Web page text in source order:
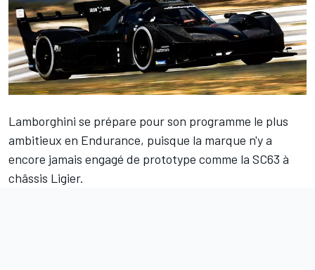
Lamborghini se prépare pour son programme le plus
ambitieux en Endurance, puisque la marque n'y a
encore jamais engagé de prototype comme la SC63 à
châssis Ligier.